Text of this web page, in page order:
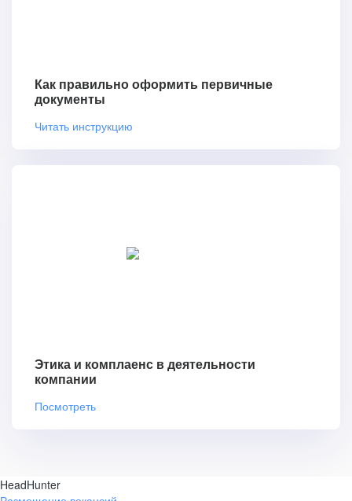
Как правильно оформить первичные
документы
Читать инструкцию
Этика и комплаенс в деятельности
компании
Посмотреть
HeadHunter